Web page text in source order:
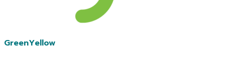
GreenYellow